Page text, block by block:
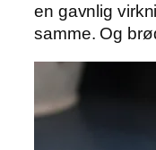
en gavnlig
samme. Og